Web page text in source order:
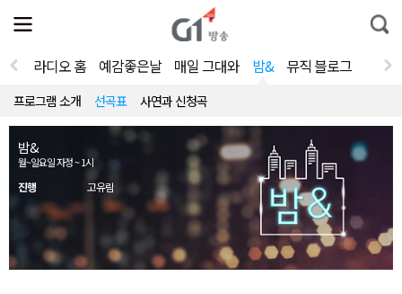
전
체
뉴
열
통
합
라디오 홈 예감좋은날 매일 그대와 밤& 뮤직 블로그
프로그램 소개 선곡표 사연과 신청곡
밤&
월~일요일 자정 ~ 1시
진행 고유림